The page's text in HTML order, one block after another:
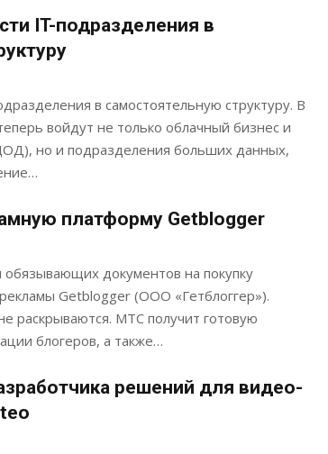
IT-подразделения в
в самостоятельную структуру. В
войдут не только облачный бизнес и
но и подразделения больших данных,
платформу Getblogger
документов на покупку
Getblogger (ООО «Гетблоггер»).
раскрываются. МТС получит готовую
блогеров, а также…
решений для видео-